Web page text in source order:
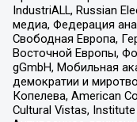
IndustriALL, Russian
медиа, Федерация
Свободная Европа,
Восточной Европы,
gGmbH, Мобильная
демократии и
Копелева, American
Cultural Vistas,